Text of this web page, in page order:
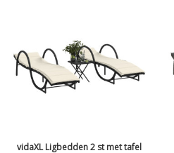
vidaXL Ligbedden 2 st met tafel